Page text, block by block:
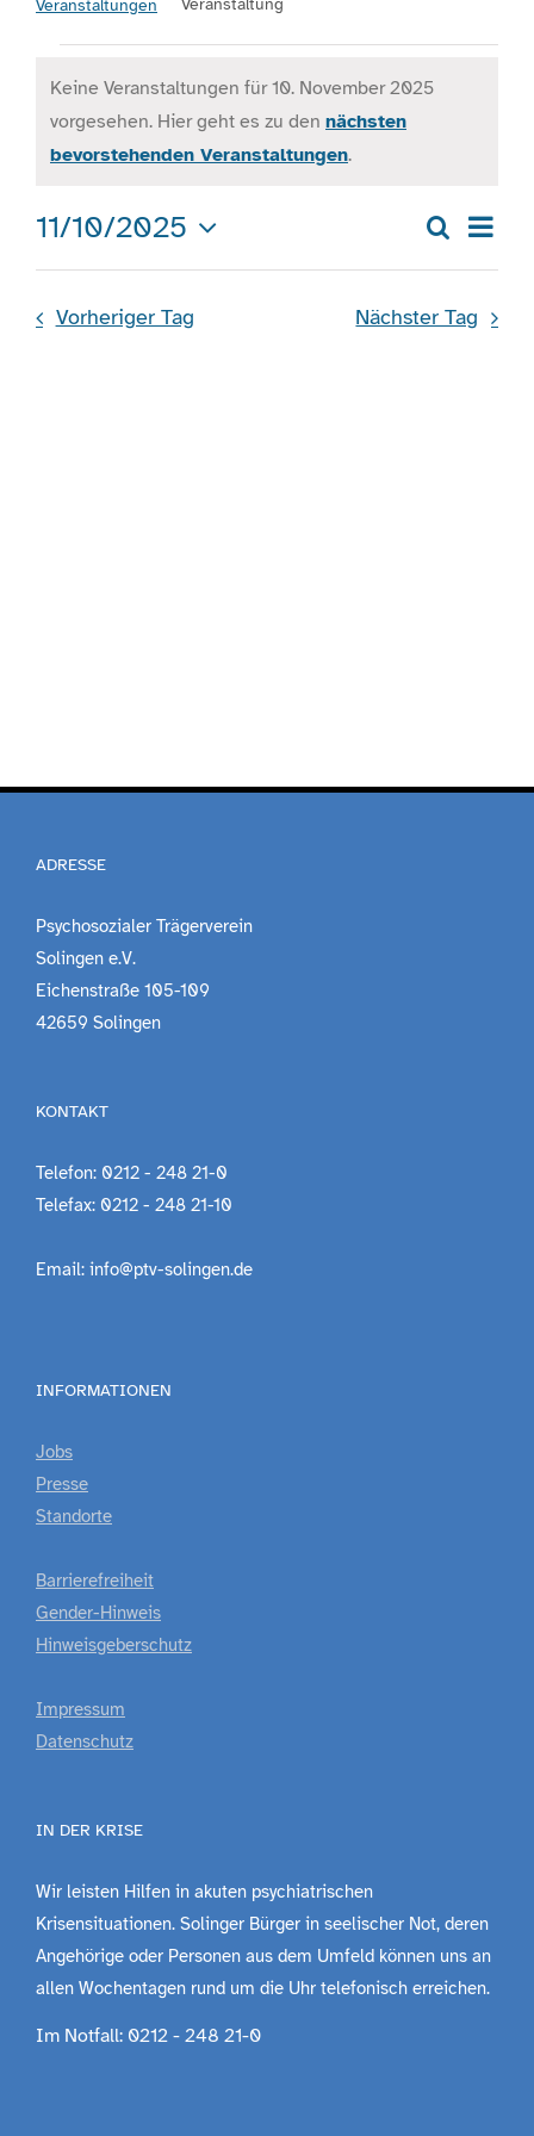
Jobs
Veranstaltungen
für
10.
2025
Hinweis
Keine Veranstaltungen für 10. November 2025
vorgesehen. Hier geht es zu den nächsten
bevorstehenden Veranstaltungen.
und
Suche
Tag
11/10/2025
Datum
Vorheriger Tag Nächster Tag
ADRESSE
Psychosozialer Trägerverein
Solingen e.V.
Eichenstraße 105-109
42659 Solingen
KONTAKT
Telefon: 0212 - 248 21-0
Telefax: 0212 - 248 21-10
Email: info@ptv-solingen.de
INFORMATIONEN
Jobs
Presse
Standorte
Barrierefreiheit
Gender-Hinweis
Hinweisgeberschutz
Impressum
Datenschutz
IN DER KRISE
Wir leisten Hilfen in akuten psychiatrischen
Krisensituationen. Solinger Bürger in seelischer Not, deren
Angehörige oder Personen aus dem Umfeld können uns an
allen Wochentagen rund um die Uhr telefonisch erreichen.
Im Notfall: 0212 - 248 21-0